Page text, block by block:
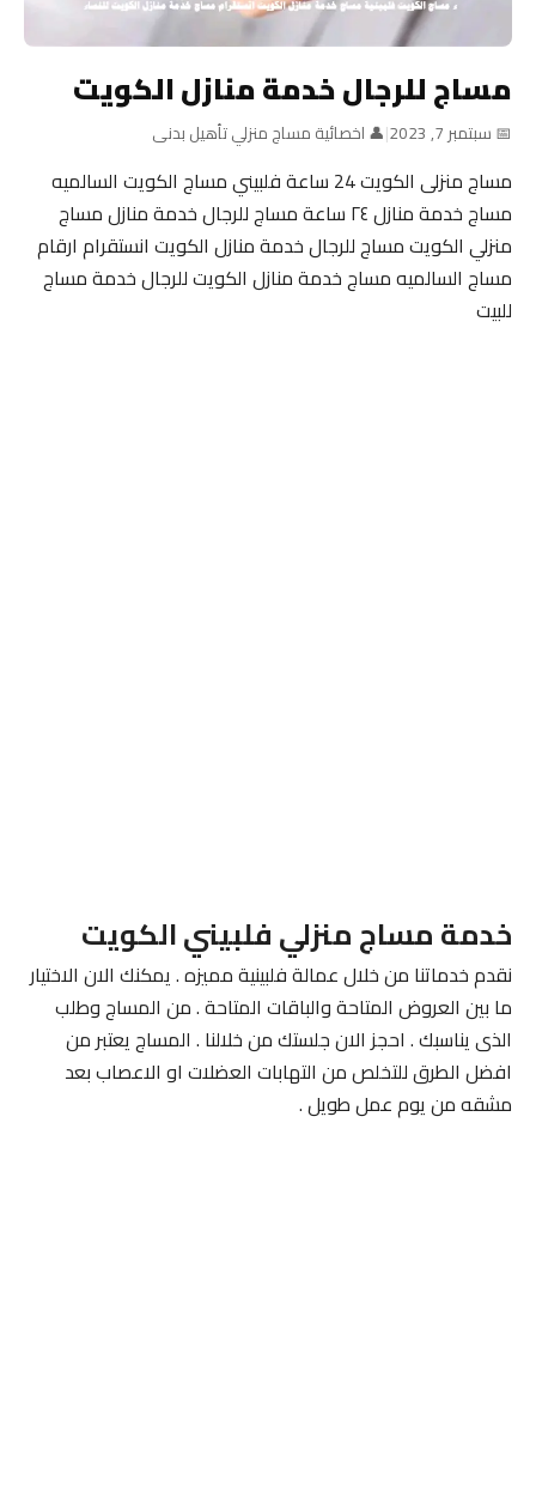
مساج للرجال خدمة منازل الكويت
📅 سبتمبر 7, 2023 |👤 اخصائية مساج منزلي تأهيل بدنى
مساج منزلى الكويت 24 ساعة فلبيني مساج الكويت السالميه
مساج خدمة منازل ٢٤ ساعة مساج للرجال خدمة منازل مساج
منزلي الكويت مساج للرجال خدمة منازل الكويت انستقرام ارقام
مساج السالميه مساج خدمة منازل الكويت للرجال خدمة مساج
للبيت
خدمة مساج منزلي فلبيني الكويت
نقدم خدماتنا من خلال عمالة فلبينية مميزه . يمكنك الان الاختيار
ما بين العروض المتاحة والباقات المتاحة . من المساج وطلب
الذى يناسبك . احجز الان جلستك من خلالنا . المساج يعتبر من
افضل الطرق للتخلص من التهابات العضلات او الاعصاب بعد
مشقه من يوم عمل طويل .